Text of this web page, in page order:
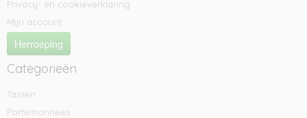
Privacy- en cookieverklaring
Mijn account
Herroeping
Categorieën
Tassen
Portemonnees